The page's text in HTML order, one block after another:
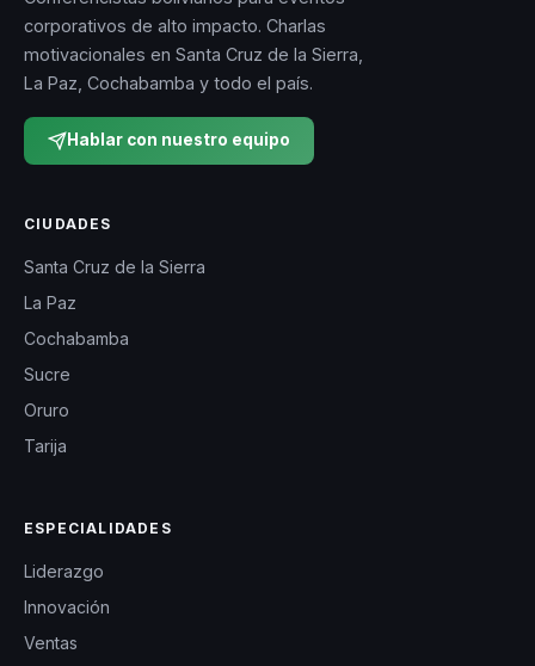
corporativos de alto impacto. Charlas
motivacionales en Santa Cruz de la Sierra,
La Paz, Cochabamba y todo el país.
Hablar con nuestro equipo
CIUDADES
Santa Cruz de la Sierra
La Paz
Cochabamba
Sucre
Oruro
Tarija
ESPECIALIDADES
Liderazgo
Innovación
Ventas